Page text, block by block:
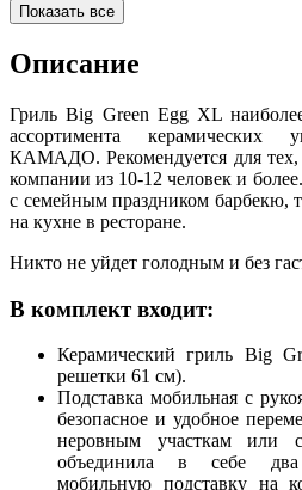
Показать все
Описание
Гриль Big Green Egg XL
ассортимента керамических
КАМАДО. Рекомендуется для тех,
компании из 10-12 человек и
с семейным праздником барбекю,
на кухне в ресторане.
Никто не уйдет голодным и без
В комплект входит:
Керамический гриль Big
решетки 61 см).
Подставка мобильная с
безопасное и удобное
неровным участкам или
объединила в себе два
мобильную подставку на